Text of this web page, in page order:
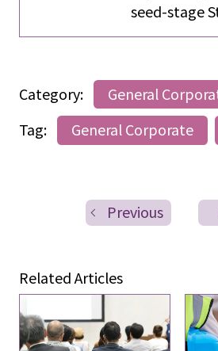
seed-stage
Category:
General
Tag:
General Corporate
Previous
Related Articles